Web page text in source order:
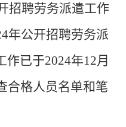
招聘劳务派遣工作
年公开招聘劳务派
作已于2024年12月
合格人员名单和笔